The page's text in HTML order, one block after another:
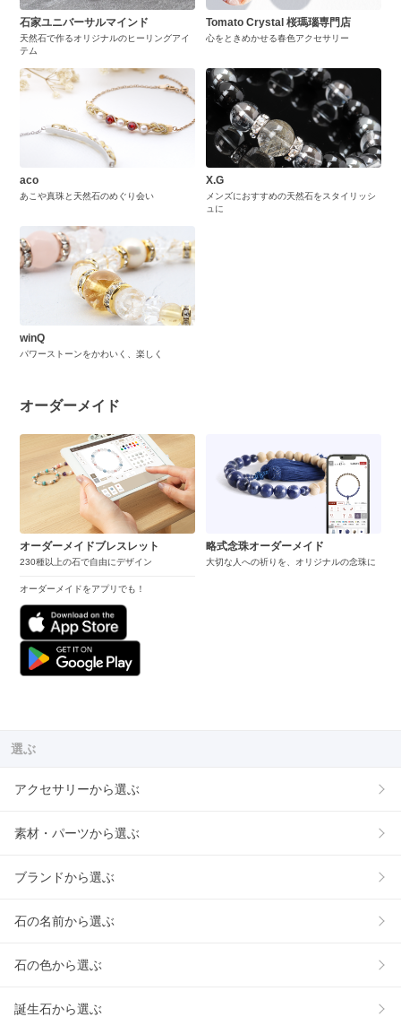
石家ユニバーサルマインド
天然石で作るオリジナルのヒーリングアイ
テム
Tomato Crystal 桜瑪瑙専門店
心をときめかせる春色アクセサリー
aco
あこや真珠と天然石のめぐり会い
X.G
メンズにおすすめの天然石をスタイリッシ
ュに
winQ
パワーストーンをかわいく、楽しく
オーダーメイド
オーダーメイドブレスレット
230種以上の石で自由にデザイン
オーダーメイドをアプリでも！
略式念珠オーダーメイド
大切な人への祈りを、オリジナルの念珠に
選ぶ
アクセサリーから選ぶ
素材・パーツから選ぶ
ブランドから選ぶ
石の名前から選ぶ
石の色から選ぶ
誕生石から選ぶ